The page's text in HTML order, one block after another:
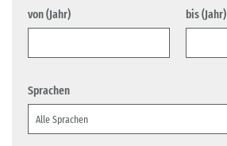
von (Jahr) bis (Jahr)
Sprachen